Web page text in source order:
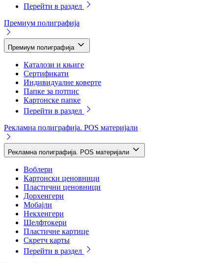
Перейти в раздел
Премиум полиграфија
Премиум полиграфија
Каталози и књиге
Сертификати
Индивидуалне коверте
Папке за потпис
Картонске папке
Перейти в раздел
Рекламна полиграфија. POS материјали
Рекламна полиграфија. POS материјали
Воблери
Картонски ценовници
Пластични ценовници
Дорхенгери
Мобајли
Некхенгери
Шелфтокери
Пластичне картице
Скретч карты
Перейти в раздел